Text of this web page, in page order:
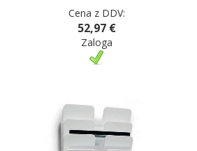
Cena z DDV:
52,97 €
Zaloga